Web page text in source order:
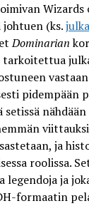
Wizards
(ks.
Dominarian
pidempään
setissä
ja
roolissa.
legendoja ja
formaatin